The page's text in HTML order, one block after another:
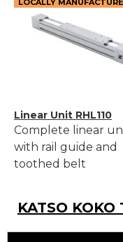
Linear Unit RHL110
Complete linear
with rail guide and
toothed belt
KATSO